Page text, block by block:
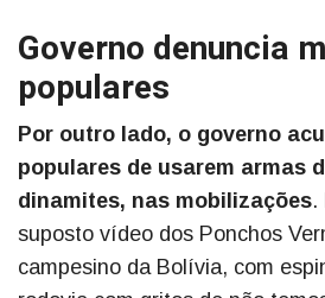
Governo denuncia
populares
Por outro lado, o governo
populares de usarem armas
dinamites, nas mobilizações.
suposto vídeo dos Ponchos
campesino da Bolívia, com